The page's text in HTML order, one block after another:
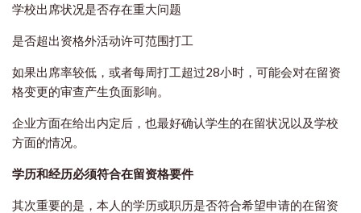
学校出席状况是否存在重大问题
是否超出资格外活动许可范围打工
如果出席率较低，或者每周打工超过28小时，可能会对在留资
格变更的审查产生负面影响。
企业方面在给出内定后，也最好确认学生的在留状况以及学校
方面的情况。
学历和经历必须符合在留资格要件
其次重要的是，本人的学历或职历是否符合希望申请的在留资